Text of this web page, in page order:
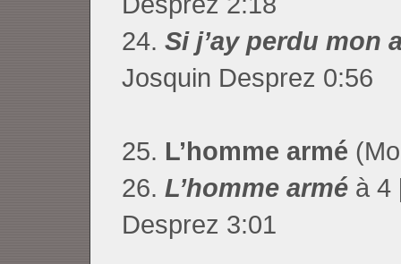
24. Si j’ay perdu mon
Josquin Desprez 0:56
25. L’homme armé
26. L’homme arméà 4
Desprez 3:01